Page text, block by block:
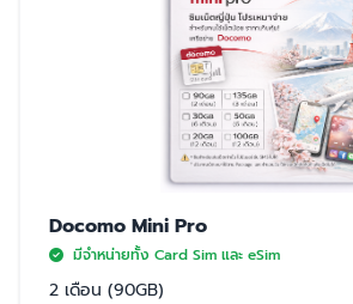
Docomo Mini Pro
มีจำหน่ายทั้ง Card Sim และ eSim
2 เดือน (90GB)